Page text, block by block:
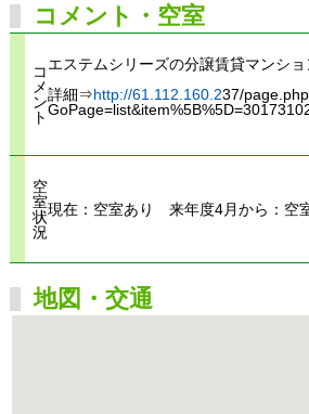
コメント・空室
コ
メ
ン
ト
エステムシリーズの分譲賃貸マンシ
詳細⇒http://61.112.160.237/
空
室
状
況
現在：空室あり 来年度4月から：空
地図・交通